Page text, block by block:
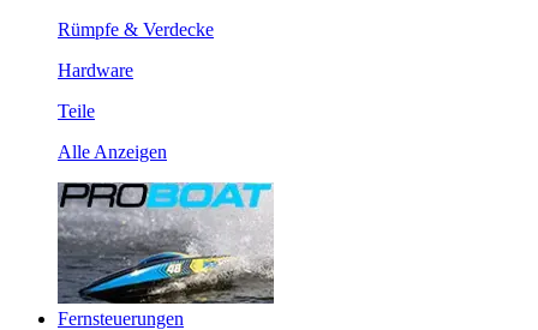
Rümpfe & Verdecke
Hardware
Teile
Alle Anzeigen
Fernsteuerungen